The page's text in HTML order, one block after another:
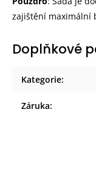
zajištění maximální
Doplňkové
Kategorie:
Záruka: